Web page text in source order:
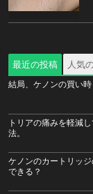
最近の投稿 人気
結局、ケノンの買い
トリアの痛みを軽減
法。
ケノンのカートリッ
できる？